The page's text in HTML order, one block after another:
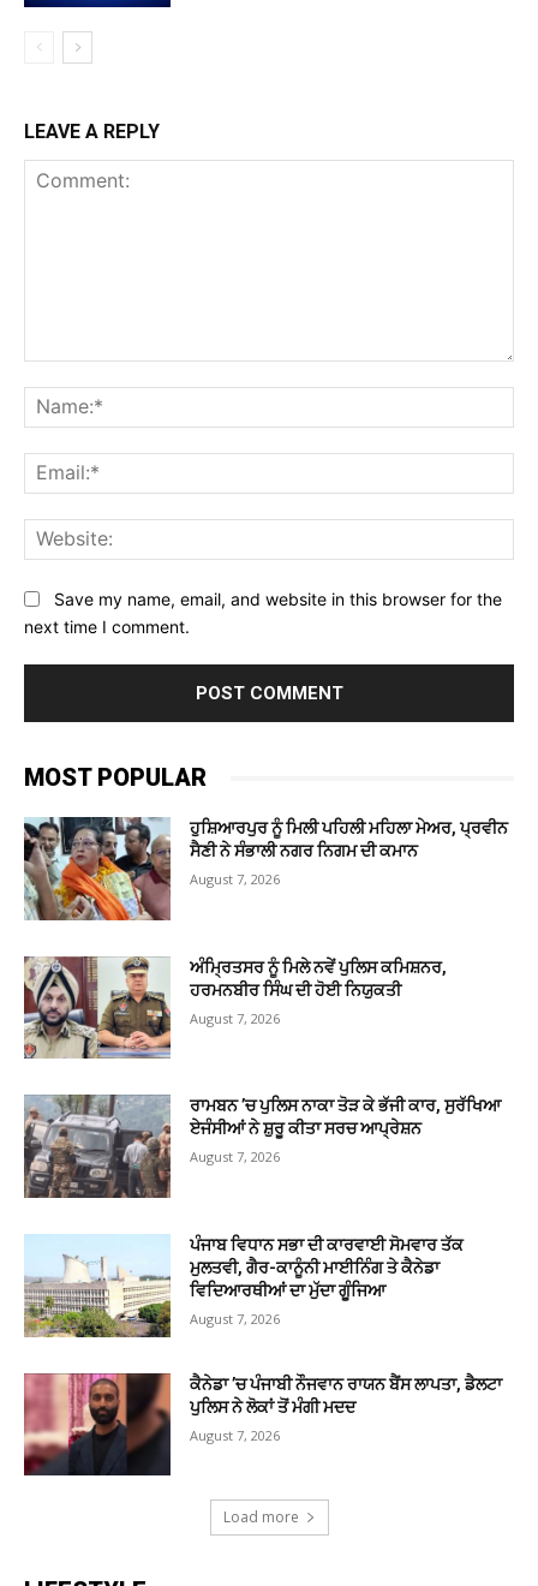
LEAVE A REPLY
Save my name, email, and website in this browser for the
next time I comment.
MOST POPULAR
ਹੁਸ਼ਿਆਰਪੁਰ ਨੂੰ ਮਿਲੀ ਪਹਿਲੀ ਮਹਿਲਾ ਮੇਅਰ, ਪ੍ਰਵੀਨ
ਸੈਣੀ ਨੇ ਸੰਭਾਲੀ ਨਗਰ ਨਿਗਮ ਦੀ ਕਮਾਨ
August 7, 2026
ਅੰਮ੍ਰਿਤਸਰ ਨੂੰ ਮਿਲੇ ਨਵੇਂ ਪੁਲਿਸ ਕਮਿਸ਼ਨਰ,
ਹਰਮਨਬੀਰ ਸਿੰਘ ਦੀ ਹੋਈ ਨਿਯੁਕਤੀ
August 7, 2026
ਰਾਮਬਨ ’ਚ ਪੁਲਿਸ ਨਾਕਾ ਤੋੜ ਕੇ ਭੱਜੀ ਕਾਰ, ਸੁਰੱਖਿਆ
ਏਜੰਸੀਆਂ ਨੇ ਸ਼ੁਰੂ ਕੀਤਾ ਸਰਚ ਆਪ੍ਰੇਸ਼ਨ
August 7, 2026
ਪੰਜਾਬ ਵਿਧਾਨ ਸਭਾ ਦੀ ਕਾਰਵਾਈ ਸੋਮਵਾਰ ਤੱਕ
ਮੁਲਤਵੀ, ਗੈਰ-ਕਾਨੂੰਨੀ ਮਾਈਨਿੰਗ ਤੇ ਕੈਨੇਡਾ
ਵਿਦਿਆਰਥੀਆਂ ਦਾ ਮੁੱਦਾ ਗੂੰਜਿਆ
August 7, 2026
ਕੈਨੇਡਾ ’ਚ ਪੰਜਾਬੀ ਨੌਜਵਾਨ ਰਾਯਨ ਬੈਂਸ ਲਾਪਤਾ, ਡੈਲਟਾ
ਪੁਲਿਸ ਨੇ ਲੋਕਾਂ ਤੋਂ ਮੰਗੀ ਮਦਦ
August 7, 2026
Load more